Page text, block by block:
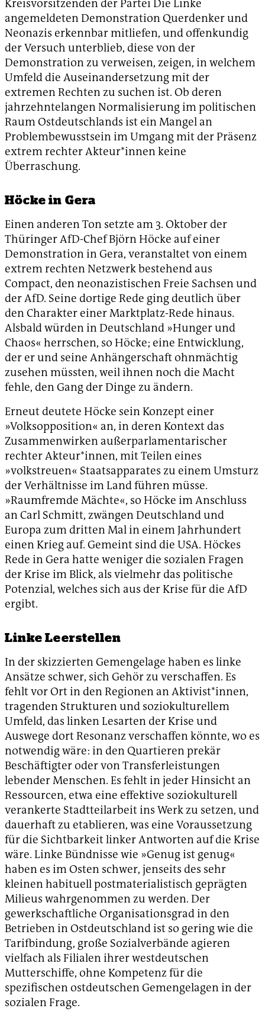
Kreisvorsitzenden der Partei Die Linke
angemeldeten Demonstration Querdenker und
Neonazis erkennbar mitliefen, und offenkundig
der Versuch unterblieb, diese von der
Demonstration zu verweisen, zeigen, in welchem
Umfeld die Auseinandersetzung mit der
extremen Rechten zu suchen ist. Ob deren
jahrzehntelangen Normalisierung im politischen
Raum Ostdeutschlands ist ein Mangel an
Problembewusstsein im Umgang mit der Präsenz
extrem rechter Akteur*innen keine
Überraschung.
Höcke in Gera
Einen anderen Ton setzte am 3. Oktober der
Thüringer AfD-Chef Björn Höcke auf einer
Demonstration in Gera, veranstaltet von einem
extrem rechten Netzwerk bestehend aus
Compact, den neonazistischen Freie Sachsen und
der AfD. Seine dortige Rede ging deutlich über
den Charakter einer Marktplatz-Rede hinaus.
Alsbald würden in Deutschland »Hunger und
Chaos« herrschen, so Höcke; eine Entwicklung,
der er und seine Anhängerschaft ohnmächtig
zusehen müssten, weil ihnen noch die Macht
fehle, den Gang der Dinge zu ändern.
Erneut deutete Höcke sein Konzept einer
»Volksopposition« an, in deren Kontext das
Zusammenwirken außerparlamentarischer
rechter Akteur*innen, mit Teilen eines
»volkstreuen« Staatsapparates zu einem Umsturz
der Verhältnisse im Land führen müsse.
»Raumfremde Mächte«, so Höcke im Anschluss
an Carl Schmitt, zwängen Deutschland und
Europa zum dritten Mal in einem Jahrhundert
einen Krieg auf. Gemeint sind die USA. Höckes
Rede in Gera hatte weniger die sozialen Fragen
der Krise im Blick, als vielmehr das politische
Potenzial, welches sich aus der Krise für die AfD
ergibt.
Linke Leerstellen
In der skizzierten Gemengelage haben es linke
Ansätze schwer, sich Gehör zu verschaffen. Es
fehlt vor Ort in den Regionen an Aktivist*innen,
tragenden Strukturen und soziokulturellem
Umfeld, das linken Lesarten der Krise und
Auswege dort Resonanz verschaffen könnte, wo es
notwendig wäre: in den Quartieren prekär
Beschäftigter oder von Transferleistungen
lebender Menschen. Es fehlt in jeder Hinsicht an
Ressourcen, etwa eine effektive soziokulturell
verankerte Stadtteilarbeit ins Werk zu setzen, und
dauerhaft zu etablieren, was eine Voraussetzung
für die Sichtbarkeit linker Antworten auf die Krise
wäre. Linke Bündnisse wie »Genug ist genug«
haben es im Osten schwer, jenseits des sehr
kleinen habituell postmaterialistisch geprägten
Milieus wahrgenommen zu werden. Der
gewerkschaftliche Organisationsgrad in den
Betrieben in Ostdeutschland ist so gering wie die
Tarifbindung, große Sozialverbände agieren
vielfach als Filialen ihrer westdeutschen
Mutterschiffe, ohne Kompetenz für die
spezifischen ostdeutschen Gemengelagen in der
sozialen Frage.